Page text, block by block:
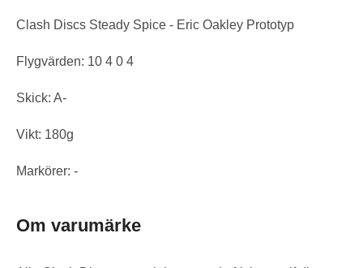
Clash Discs Steady Spice - Eric Oakley Prototyp
Flygvärden: 10 4 0 4
Skick: A-
Vikt: 180g
Markörer: -
Om varumärke